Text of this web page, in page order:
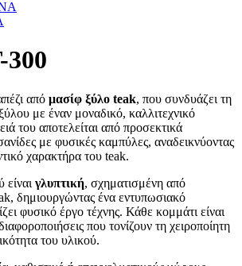
300
από μασίφ ξύλο teak, που συνδυάζει τη
με έναν μοναδικό, καλλιτεχνικό
του αποτελείται από προσεκτικά
με φυσικές καμπύλες, αναδεικνύοντας
χαρακτήρα του teak.
γλυπτική, σχηματισμένη από
δημιουργώντας ένα εντυπωσιακό
φυσικό έργο τέχνης. Κάθε κομμάτι είναι
που τονίζουν τη χειροποίητη
του υλικού.